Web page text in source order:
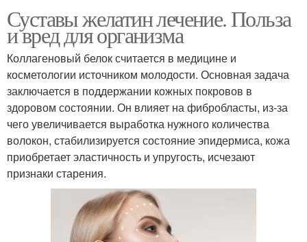
Суставы желатин лечение. Польза
и вред для организма
Коллагеновый белок считается в медицине и
косметологии источником молодости. Основная задача
заключается в поддержании кожных покровов в
здоровом состоянии. Он влияет на фибробласты, из-за
чего увеличивается выработка нужного количества
волокон, стабилизируется состояние эпидермиса, кожа
приобретает эластичность и упругость, исчезают
признаки старения.